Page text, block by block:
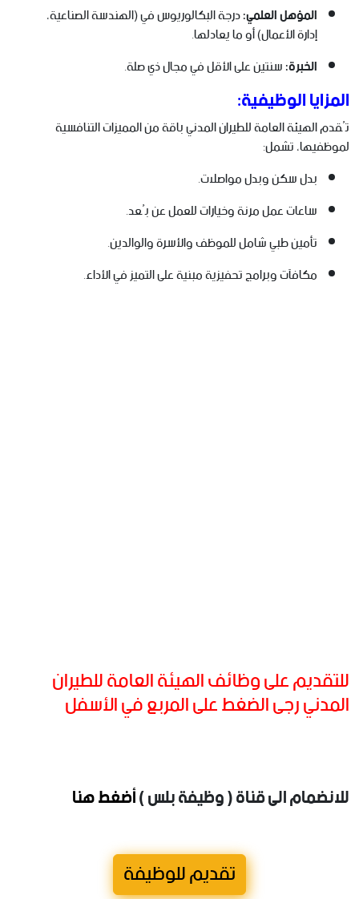
المؤهل العلمي:درجة البكالوريوس في (الهندسة الصناعية،
إدارة الأعمال) أو ما يعادلها.
الخبرة:سنتين على الأقل في مجال ذي صلة.
المزايا الوظيفية:
تُقدم الهيئة العامة للطيران المدني باقة من المميزات التنافسية
لموظفيها، تشمل:
بدل سكن وبدل مواصلات.
ساعات عمل مرنة وخيارات للعمل عن بُعد.
تأمين طبي شامل للموظف والأسرة والوالدين.
مكافآت وبرامج تحفيزية مبنية على التميز في الأداء.
للتقديم على وظائف الهيئة العامة للطيران
المدني رجى الضغط على المربع في الأسفل
للانضمام الى قناة ( وظيفة بلس )أضغط هنا
تقديم للوظيفة